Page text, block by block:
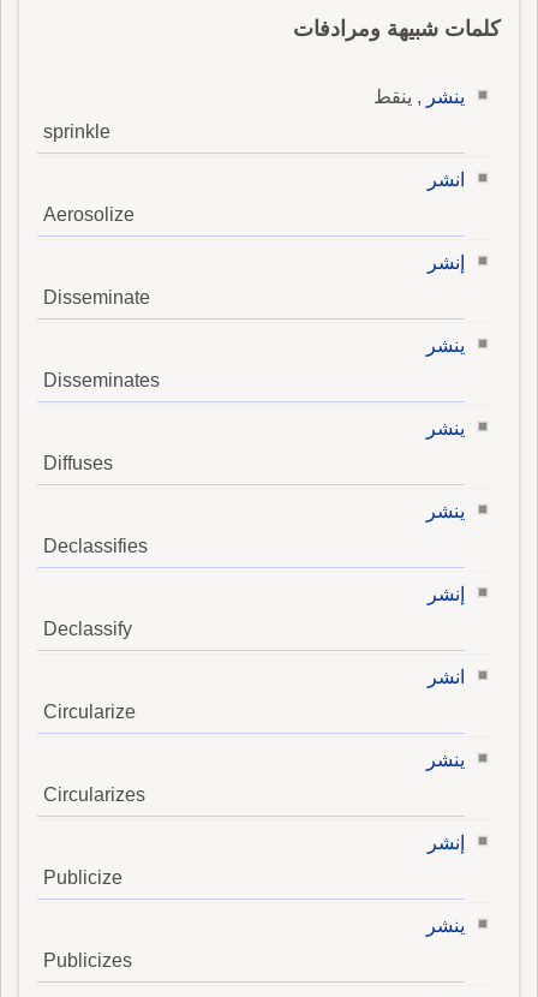
كلمات شبيهة ومرادفات
ينشر , ينقط
sprinkle
انشر
Aerosolize
إنشر
Disseminate
ينشر
Disseminates
ينشر
Diffuses
ينشر
Declassifies
إنشر
Declassify
انشر
Circularize
ينشر
Circularizes
إنشر
Publicize
ينشر
Publicizes